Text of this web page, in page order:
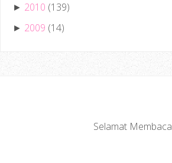
► 2010 (139)
► 2009 (14)
Selamat Membaca